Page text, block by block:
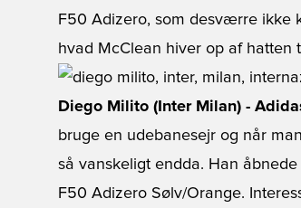
F50 Adizero, som desværre ikke
hvad McClean hiver op af hatten
Diego Milito (Inter Milan) -
bruge en udebanesejr og når
så vanskeligt endda. Han
F50 Adizero Sølv/Orange.